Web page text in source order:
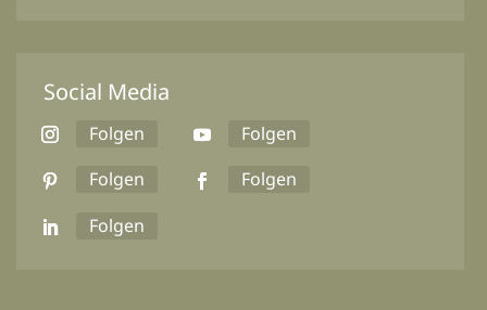
Social Media
Folgen
Folgen
Folgen
Folgen
Folgen